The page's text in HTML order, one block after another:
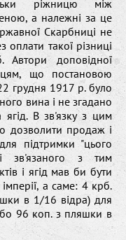
ріжницю між
а належні за це
Скарбниці не
такої різниці
Автори доповідної
що постановою
грудня 1917 р. було
вина і не згадано
В зв'язку з цим
дозволити продаж і
підтримки "цього
зв'язаного з тим
і ягід мав би бути
а саме: 4 крб.
в 1/16 відра) для
96 коп. з пляшки в